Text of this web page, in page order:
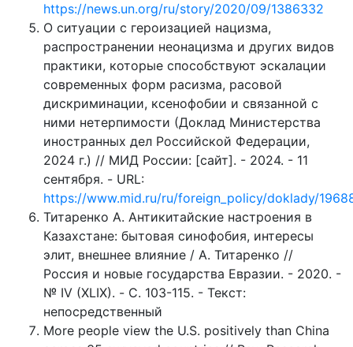
https://news.un.org/ru/story/2020/09/1386332
О ситуации с героизацией нацизма,
распространении неонацизма и других видов
практики, которые способствуют эскалации
современных форм расизма, расовой
дискриминации, ксенофобии и связанной с
ними нетерпимости (Доклад Министерства
иностранных дел Российской Федерации,
2024 г.) // МИД России: [сайт]. - 2024. - 11
сентября. - URL:
https://www.mid.ru/ru/foreign_policy/doklady/
Титаренко А. Антикитайские настроения в
Казахстане: бытовая синофобия, интересы
элит, внешнее влияние / А. Титаренко //
Россия и новые государства Евразии. - 2020. -
№ IV (ХLIX). - С. 103-115. - Текст:
непосредственный
More people view the U.S. positively than China